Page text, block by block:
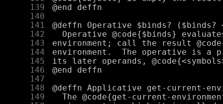
    139
    140
    141
    142
    143
    144
    145
    146
    147
    148
    149